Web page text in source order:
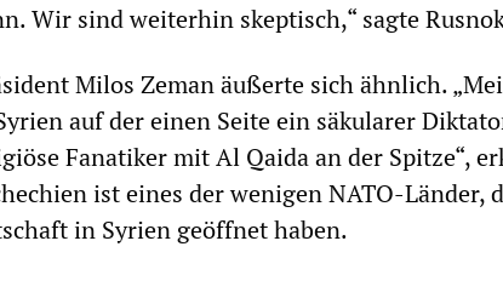
Wir sind weiterhin skeptisch,“ sagte
Milos Zeman äußerte sich ähnlich.
auf der einen Seite ein säkularer
Fanatiker mit Al Qaida an der Spitze“,
ist eines der wenigen NATO-Länder,
in Syrien geöffnet haben.